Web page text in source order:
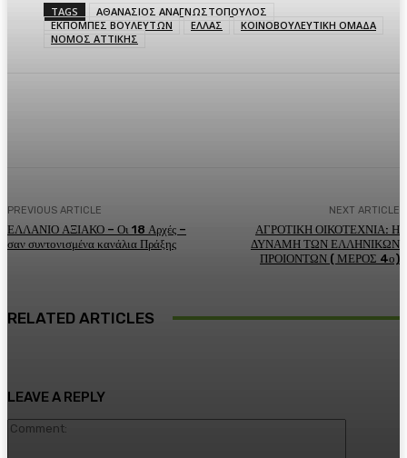
TAGS
ΑΘΑΝΑΣΙΟΣ ΑΝΑΓΝΩΣΤΟΠΟΥΛΟΣ
ΕΚΠΟΜΠΕΣ ΒΟΥΛΕΥΤΩΝ
ΕΛΛΑΣ
ΚΟΙΝΟΒΟΥΛΕΥΤΙΚΗ ΟΜΑΔΑ
ΝΟΜΟΣ ΑΤΤΙΚΗΣ
PREVIOUS ARTICLE
ΕΛΛΑΝΙΟ ΑΞΙΑΚΟ – Οι 18 Αρχές –
σαν συντονισμένα κανάλια Πράξης
NEXT ARTICLE
ΑΓΡΟΤΙΚΗ ΟΙΚΟΤΕΧΝΙΑ: Η
ΔΥΝΑΜΗ ΤΩΝ ΕΛΛΗΝΙΚΩΝ
ΠΡΟΙΟΝΤΩΝ ( ΜΕΡΟΣ 4ο)
RELATED ARTICLES
LEAVE A REPLY